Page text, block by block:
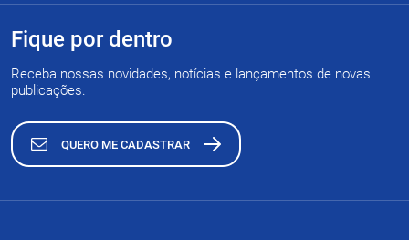
Fique por dentro
Receba nossas novidades, notícias e lançamentos de novas
publicações.
QUERO ME CADASTRAR